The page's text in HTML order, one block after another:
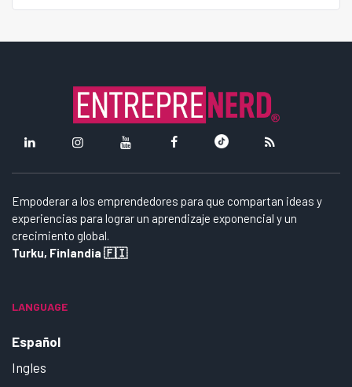
Empoderar a los emprendedores para que compartan ideas y
experiencias para lograr un aprendizaje exponencial y un
crecimiento global.
Turku, Finlandia 🇫🇮
LANGUAGE
Español
Ingles